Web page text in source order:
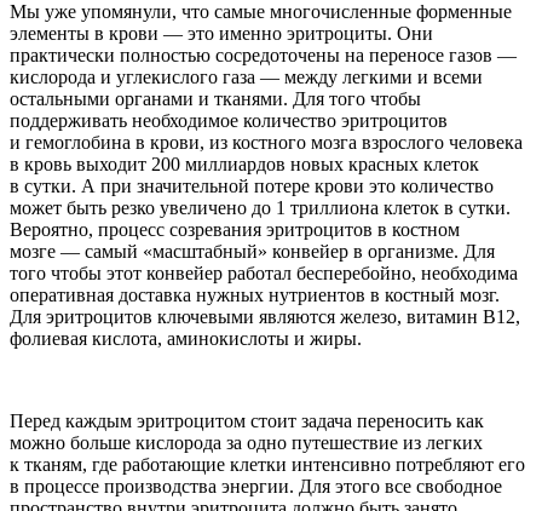
Мы уже упомянули, что самые многочисленные форменные
элементы в крови — это именно эритроциты. Они
практически полностью сосредоточены на переносе газов —
кислорода и углекислого газа — между легкими и всеми
остальными органами и тканями. Для того чтобы
поддерживать необходимое количество эритроцитов
и гемоглобина в крови, из костного мозга взрослого человека
в кровь выходит 200 миллиардов новых красных клеток
в сутки. А при значительной потере крови это количество
может быть резко увеличено до 1 триллиона клеток в сутки.
Вероятно, процесс созревания эритроцитов в костном
мозге — самый «масштабный» конвейер в организме. Для
того чтобы этот конвейер работал бесперебойно, необходима
оперативная доставка нужных нутриентов в костный мозг.
Для эритроцитов ключевыми являются железо, витамин В12,
фолиевая кислота, аминокислоты и жиры.
Перед каждым эритроцитом стоит задача переносить как
можно больше кислорода за одно путешествие из легких
к тканям, где работающие клетки интенсивно потребляют его
в процессе производства энергии. Для этого все свободное